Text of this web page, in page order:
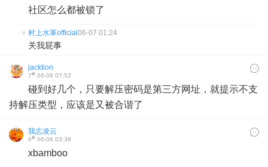
社区怎么都被锁了
村上水軍official06-07 01:24
关我屁事
jacktion
7# 06-06 07:52
碰到好几个，只要解压密码是第三方网址，就提示不支
持解压类型，应该是又被合谐了
我志凌云
6# 06-06 03:38
xbamboo